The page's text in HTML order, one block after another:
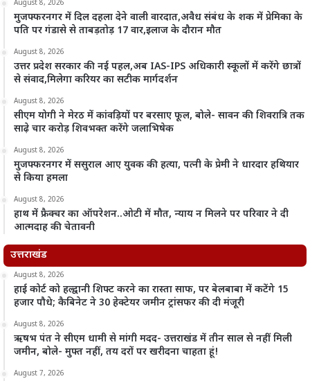
August 8, 2026
मुजफ्फरनगर में दिल दहला देने वाली वारदात,अवैध संबंध के शक में प्रेमिका के
पति पर गंडासे से ताबड़तोड़ 17 वार,इलाज के दौरान मौत
August 8, 2026
उत्तर प्रदेश सरकार की नई पहल,अब IAS-IPS अधिकारी स्कूलों में करेंगे छात्रों
से संवाद,मिलेगा करियर का सटीक मार्गदर्शन
August 8, 2026
सीएम योगी ने मेरठ में कांवड़ियों पर बरसाए फूल, बोले- सावन की शिवरात्रि तक
साढ़े चार करोड़ शिवभक्त करेंगे जलाभिषेक
August 8, 2026
मुजफ्फरनगर में ससुराल आए युवक की हत्या, पत्नी के प्रेमी ने धारदार हथियार
से किया हमला
August 8, 2026
हाथ में फ्रैक्चर का ऑपरेशन..ओटी में मौत, न्याय न मिलने पर परिवार ने दी
आत्मदाह की चेतावनी
उत्तराखंड
August 8, 2026
हाई कोर्ट को हल्द्वानी शिफ्ट करने का रास्ता साफ, पर बेलबाबा में कटेंगे 15
हजार पौधे; कैबिनेट ने 30 हेक्टेयर जमीन ट्रांसफर की दी मंजूरी
August 8, 2026
ऋषभ पंत ने सीएम धामी से मांगी मदद- उत्तराखंड में तीन साल से नहीं मिली
जमीन, बोले- मुफ्त नहीं, तय दरों पर खरीदना चाहता हूं!
August 7, 2026